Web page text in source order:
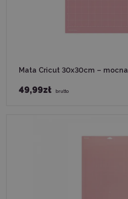
Mata Cricut 30x30cm – mocna
49,99zł brutto